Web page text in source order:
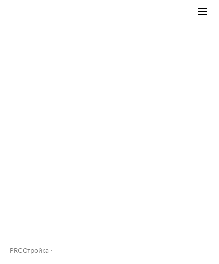
PROСтройка